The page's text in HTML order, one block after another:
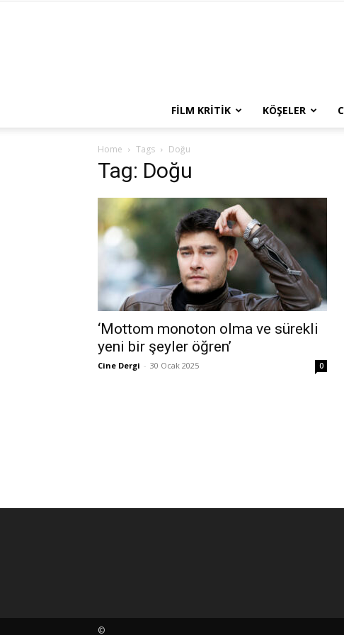
FILM KRITIK KÖŞELER
Home Tags Doğu
Tag: Doğu
‘Mottom monoton olma ve sürekli
yeni bir şeyler öğren’
Cine Dergi - 30 Ocak 2025 0
©